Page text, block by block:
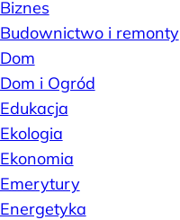
Biznes
Budownictwo i remonty
Dom
Dom i Ogród
Edukacja
Ekologia
Ekonomia
Emerytury
Energetyka